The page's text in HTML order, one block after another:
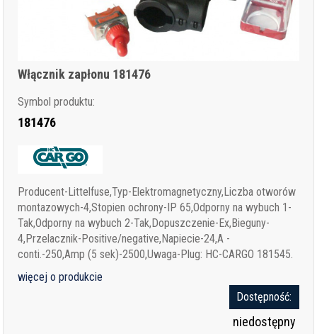
Włącznik zapłonu 181476
Symbol produktu:
181476
Producent-Littelfuse,Typ-Elektromagnetyczny,Liczba otworów
montazowych-4,Stopien ochrony-IP 65,Odporny na wybuch 1-
Tak,Odporny na wybuch 2-Tak,Dopuszczenie-Ex,Bieguny-
4,Przelacznik-Positive/negative,Napiecie-24,A -
conti.-250,Amp (5 sek)-2500,Uwaga-Plug: HC-CARGO 181545.
więcej o produkcie
Dostępność:
niedostępny